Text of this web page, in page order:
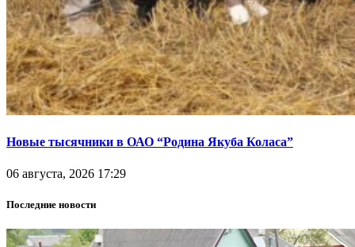
Новые тысячники в ОАО “Родина Якуба Коласа”
06 августа, 2026 17:29
Последние новости